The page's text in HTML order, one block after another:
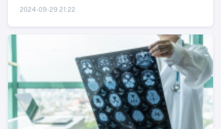
2024-09-29 21:22